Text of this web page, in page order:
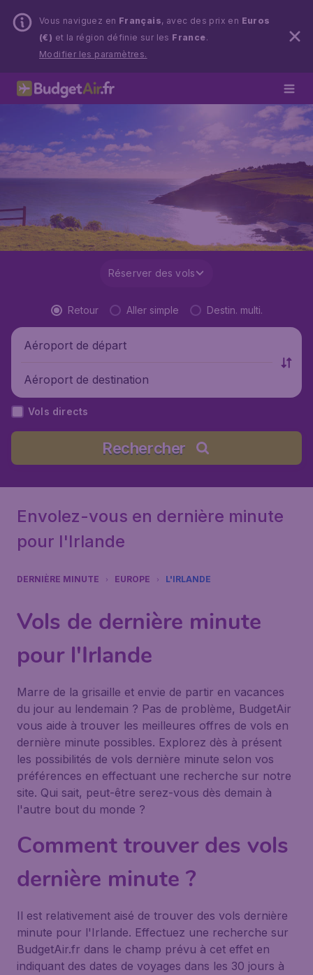
Vous naviguez en Français, avec des prix en Euros
(€) et la région définie sur les France.
Modifier les paramètres.
Réserver des vols
Retour Aller simple Destin. multi.
Aéroport de départ
Aéroport de destination
Vols directs
Rechercher
Envolez-vous en dernière minute
pour l'Irlande
DERNIÈRE MINUTE EUROPE L'IRLANDE
Vols de dernière minute
pour l'Irlande
Marre de la grisaille et envie de partir en vacances
du jour au lendemain ? Pas de problème, BudgetAir
vous aide à trouver les meilleures offres de vols en
dernière minute possibles. Explorez dès à présent
les possibilités de vols dernière minute selon vos
préférences en effectuant une recherche sur notre
site. Qui sait, peut-être serez-vous dès demain à
l'autre bout du monde ?
Comment trouver des vols
dernière minute ?
Il est relativement aisé de trouver des vols dernière
minute pour l'Irlande. Effectuez une recherche sur
BudgetAir.fr dans le champ prévu à cet effet en
indiquant des dates de voyages dans les 30 jours à